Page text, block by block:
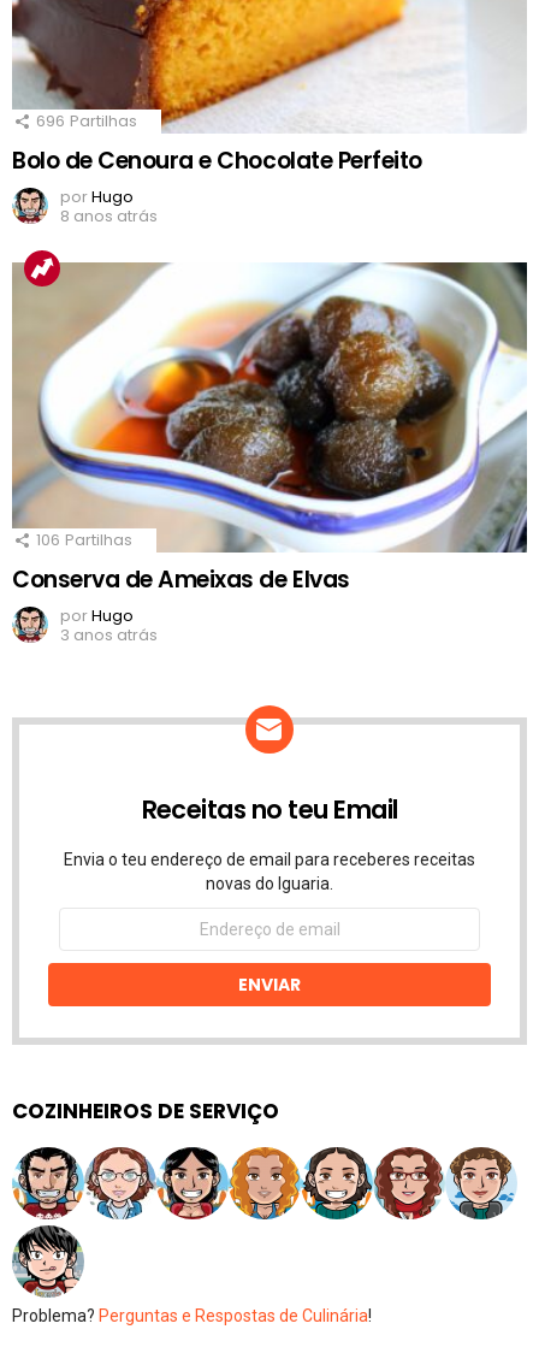
696 Partilhas
Bolo de Cenoura e Chocolate Perfeito
porHugo
8 anos atrás
106 Partilhas
Conserva de Ameixas de Elvas
porHugo
3 anos atrás
Receitas no teu Email
Envia o teu endereço de email para receberes receitas
novas do Iguaria.
Endereço
email
ENVIAR
COZINHEIROS DE SERVIÇO
Problema? Perguntas e Respostas de Culinária!